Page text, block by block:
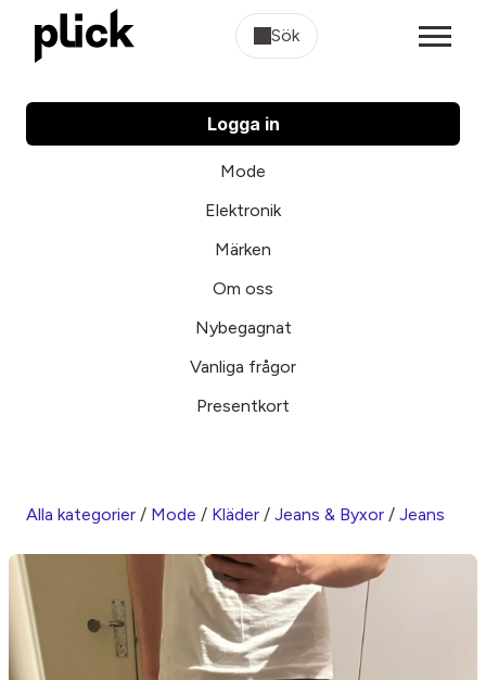
Sök
Logga in
Mode
Elektronik
Märken
Om oss
Nybegagnat
Vanliga frågor
Presentkort
Alla kategorier / Mode / Kläder / Jeans & Byxor / Jeans